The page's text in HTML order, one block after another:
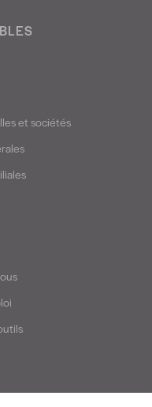
et sociétés